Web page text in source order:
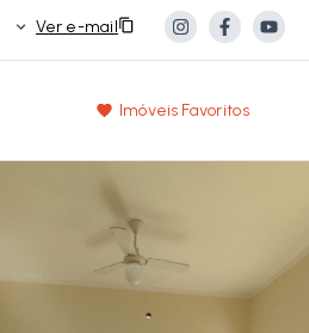
Ver e-mail
Imóveis Favoritos